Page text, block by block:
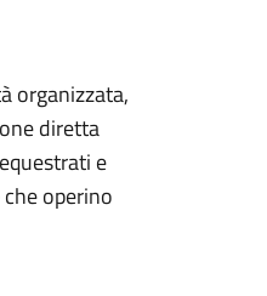
organizzata,
diretta
e
operino